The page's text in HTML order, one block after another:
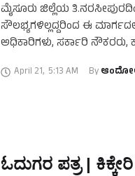
ಮೈಸೂರು ಜಿಲ್ಲೆಯ
ಸೌಲಭ್ಯಗಳಿಲ್ಲದ್ದರಿಂದ ಈ
ಅಧಿಕಾರಿಗಳು, ಸರ್ಕಾರಿ ನೌಕರರು,
April 21, 5:13 AM By
ಓದುಗರ ಪತ್ರ |